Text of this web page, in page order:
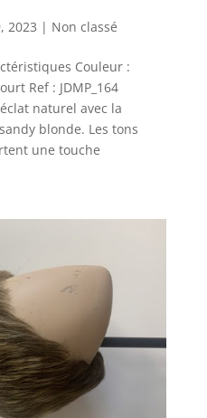
2023 | Non classé
Couleur :
Ref : JDMP_164
naturel avec la
blonde. Les tons
une touche